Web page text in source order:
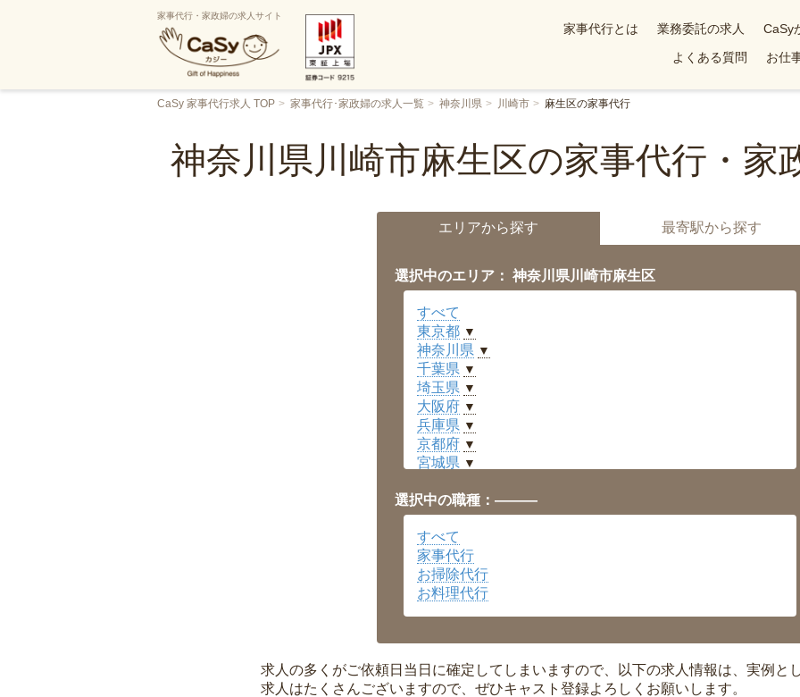
家事代行・家政婦の求人サイト
家事代行とは 業務委託の求人 CaSy
よくある質問
お仕
CaSy 家事代行求人 TOP 家事代行･家政婦の求人一覧 神奈川県 川崎市 麻生区の家事代行
神奈川県川崎市麻生区の家事代行・家
エリアから探す 最寄駅から探す
選択中のエリア： 神奈川県川崎市麻生区
すべて
東京都 ▼
神奈川県 ▼
千葉県 ▼
埼玉県 ▼
大阪府 ▼
兵庫県 ▼
京都府 ▼
宮城県 ▼
福井県 ▼
岡山県 ▼
広島県
沖縄県 ▼
選択中の職種：———
すべて
家事代行
お掃除代行
お料理代行
求人の多くがご依頼日当日に確定してしまいますので、以下の求人情報は、実例と
求人はたくさんございますので、ぜひキャスト登録よろしくお願いします。